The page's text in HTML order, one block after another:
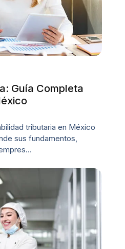
Guía Completa
tributaria en México
sus fundamentos,